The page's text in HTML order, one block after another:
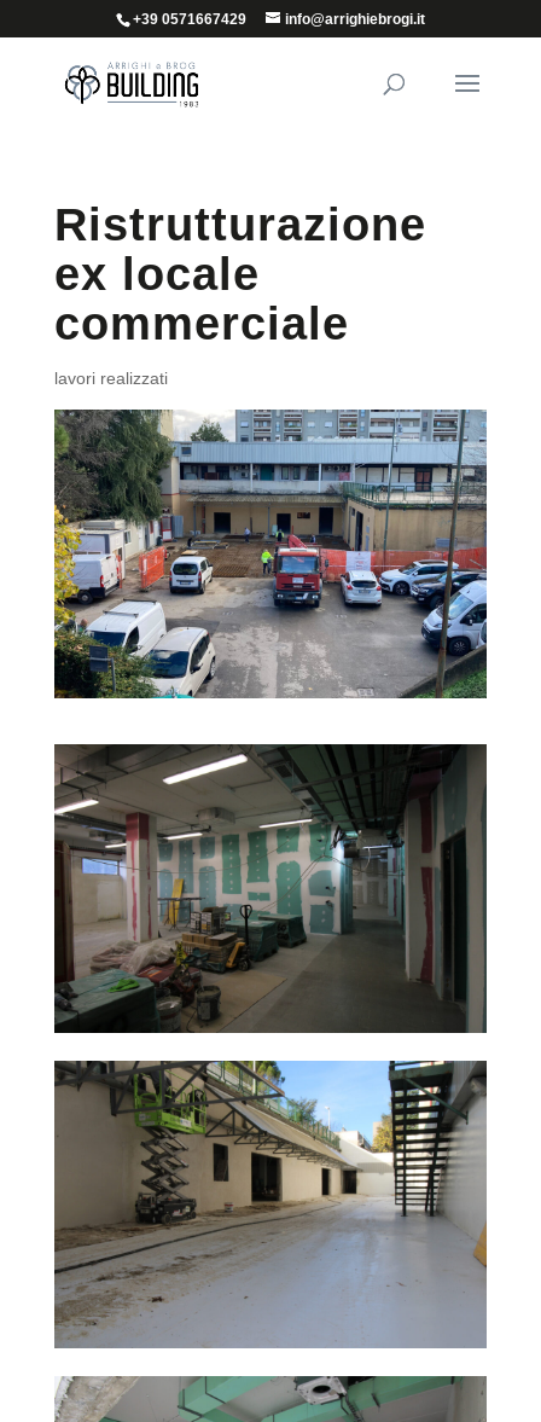
+39 0571667429 info@arrighiebrogi.it
Ristrutturazione
ex locale
commerciale
lavori realizzati